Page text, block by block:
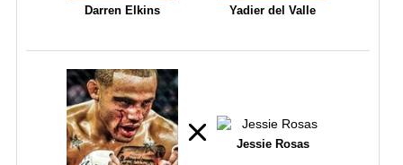
Darren Elkins Yadier del Valle
Jessie Rosas